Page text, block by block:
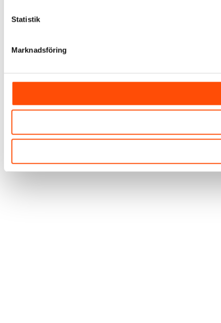
Statistik
Marknadsföring